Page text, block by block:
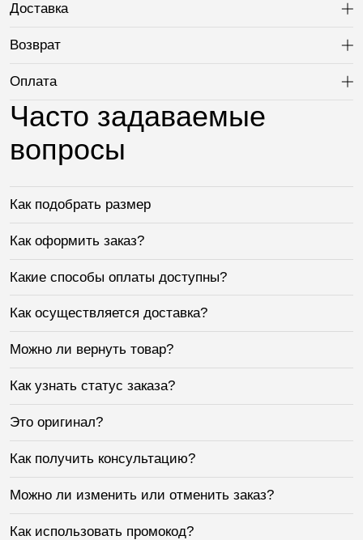
Доставка
Возврат
Оплата
Часто задаваемые
вопросы
Как подобрать размер
Как оформить заказ?
Какие способы оплаты доступны?
Как осуществляется доставка?
Можно ли вернуть товар?
Как узнать статус заказа?
Это оригинал?
Как получить консультацию?
Можно ли изменить или отменить заказ?
Как использовать промокод?